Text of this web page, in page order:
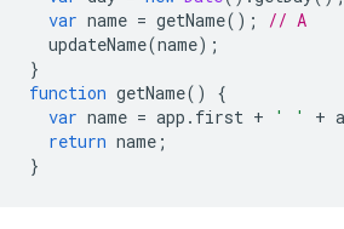
var name = getName();
// A
updateName(name);
}
function getName()
{
var name = app . first + ' ' +
return name ;
}